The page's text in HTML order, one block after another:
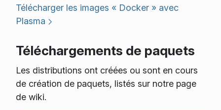
Télécharger les images « Docker » avec
Plasma
Téléchargements de paquets
Les distributions ont créées ou sont en cours
de création de paquets, listés sur notre page
de wiki.